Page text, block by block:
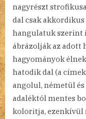
nagyrészt
dal csak
hangulatuk szerint
ábrázolják az adott
hagyományok
hatodik dal (a
angolul, németül
adaléktól mentes
koloritja, ezenkívül